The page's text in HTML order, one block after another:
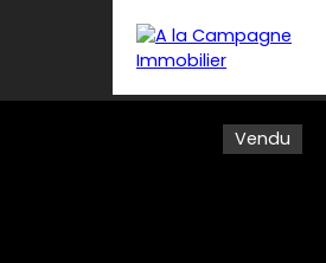
Vendu